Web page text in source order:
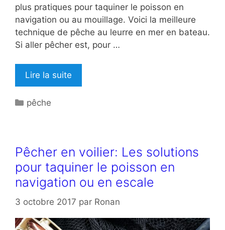
plus pratiques pour taquiner le poisson en
navigation ou au mouillage. Voici la meilleure
technique de pêche au leurre en mer en bateau.
Si aller pêcher est, pour …
Lire la suite
Catégories
pêche
Pêcher en voilier: Les solutions
pour taquiner le poisson en
navigation ou en escale
3 octobre 2017 par Ronan